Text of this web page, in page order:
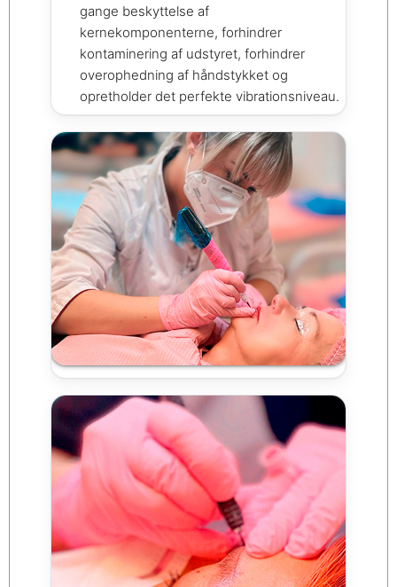
gange beskyttelse af
kernekomponenterne, forhindrer
kontaminering af udstyret, forhindrer
overophedning af håndstykket og
opretholder det perfekte vibrationsniveau.